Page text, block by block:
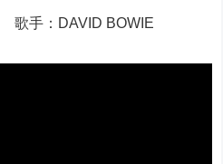
歌手：DAVID BOWIE